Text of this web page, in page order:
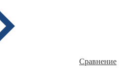
Сравнение